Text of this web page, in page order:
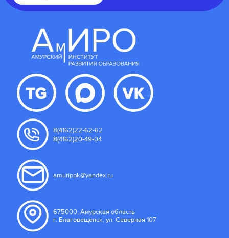
8(4162)22-62-62
8(4162)20-49-04
amurippk@yandex.ru
675000, Амурская область
г. Благовещенск, ул. Северная 107